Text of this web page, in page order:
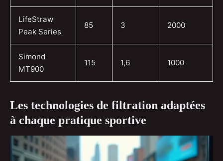
LifeStraw
Peak Series
85 3 2000
Simond
MT900
115 1,6 1000
Les technologies de filtration adaptées
à chaque pratique sportive